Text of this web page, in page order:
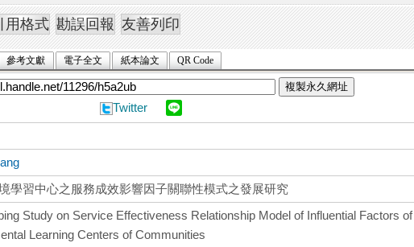
參考文獻 電子全文 紙本論文 QR Code
複製永久網址
Twitter
學習中心之服務成效影響因子關聯性模式之發展研究
Study on Service Effectiveness Relationship Model of Influential Factors of
Learning Centers of Communities